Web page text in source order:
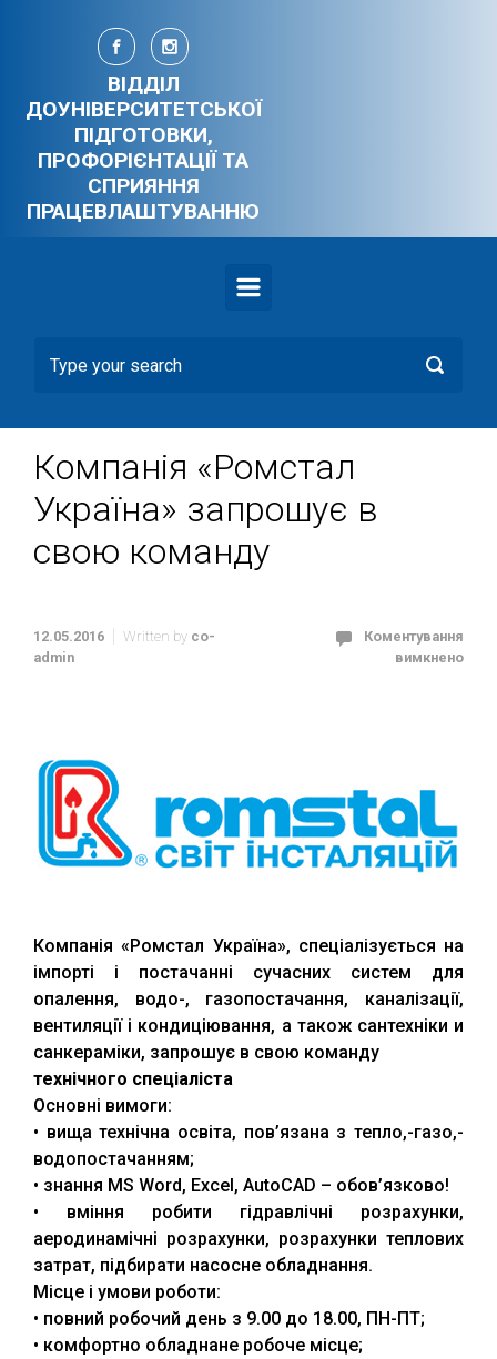
Skip to main content
ВІДДІЛ
ДОУНІВЕРСИТЕТСЬКОЇ
ПІДГОТОВКИ,
ПРОФОРІЄНТАЦІЇ ТА
СПРИЯННЯ
ПРАЦЕВЛАШТУВАННЮ
Компанія «Ромстал
Україна» запрошує в
свою команду
12.05.2016 Written by co-
admin
Коментування
вимкнено
Компанія «Ромстал Україна», спеціалізується на
імпорті і постачанні сучасних систем для
опалення, водо-, газопостачання, каналізації,
вентиляції і кондиціювання, а також сантехніки и
санкераміки, запрошує в свою команду
технічного спеціаліста
Основні вимоги:
• вища технічна освіта, пов’язана з тепло,-газо,-
водопостачанням;
• знання MS Word, Excel, AutoCAD – обов’язково!
• вміння робити гідравлічні розрахунки,
аеродинамічні розрахунки, розрахунки теплових
затрат, підбирати насосне обладнання.
Місце і умови роботи:
• повний робочий день з 9.00 до 18.00, ПН-ПТ;
• комфортно обладнане робоче місце;